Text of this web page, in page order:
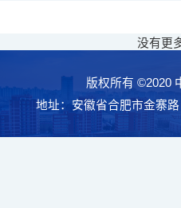
没有更
版权所有 ©2020
地址：安徽省合肥市金寨